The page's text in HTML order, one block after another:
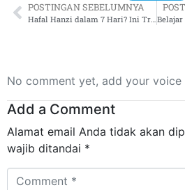
POSTINGAN SEBELUMNYA
No comment yet, add your voice
Add a Comment
Alamat email Anda tidak akan
wajib ditandai *
Comment